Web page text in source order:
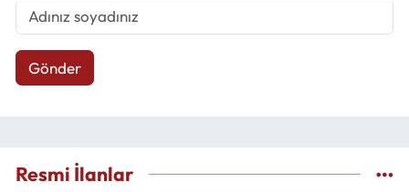
Gönder
Resmi İlanlar